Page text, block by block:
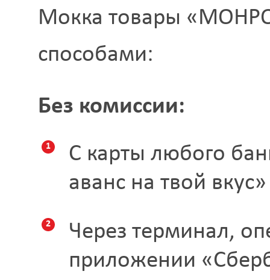
Мокка товары
способами:
Без комиссии:
С карты любого
аванс на твой вкус»
Через терминал,
приложении